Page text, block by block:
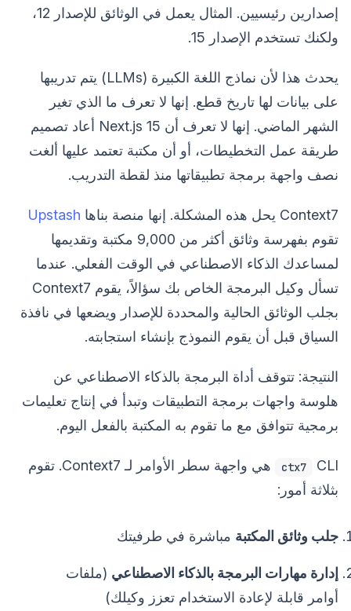
إصدارين رئيسيين. المثال يعمل في الوثائق للإصدار 12،
ولكنك تستخدم الإصدار 15.
يحدث هذا لأن نماذج اللغة الكبيرة (LLMs) يتم تدريبها
على بيانات لها تاريخ قطع. إنها لا تعرف ما الذي تغير
الشهر الماضي. إنها لا تعرف أن Next.js 15 أعاد تصميم
طريقة عمل التخطيطات، أو أن مكتبة تعتمد عليها ألغت
نصف واجهة برمجة تطبيقاتها منذ لقطة التدريب.
Context7 يحل هذه المشكلة. إنها منصة بناها
Upstash
تقوم بفهرسة وثائق أكثر من 9,000 مكتبة وتقديمها
لمساعدك الذكاء الاصطناعي في الوقت الفعلي. عندما
تسأل وكيل البرمجة الخاص بك سؤالاً، يقوم Context7
بجلب الوثائق الحالية والمحددة للإصدار ويضعها في نافذة
السياق قبل أن يقوم النموذج بإنشاء استجابته.
النتيجة: تتوقف أداة البرمجة بالذكاء الاصطناعي عن
هلوسة واجهات برمجة التطبيقات وتبدأ في إنتاج تعليمات
برمجية تتوافق مع ما تقوم به المكتبة بالفعل اليوم.
ctx7
CLI هي واجهة سطر الأوامر لـ Context7. تقوم
بثلاثة أمور:
جلب وثائق المكتبة مباشرة في طرفيتك
إدارة مهارات البرمجة بالذكاء الاصطناعي (ملفات
أوامر قابلة لإعادة الاستخدام تعزز وكيلك)